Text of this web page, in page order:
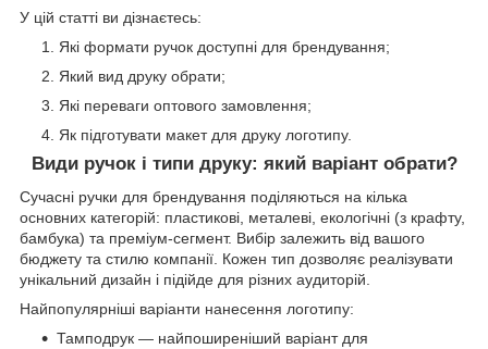
У цій статті ви дізнаєтесь:
Які формати ручок доступні для брендування;
Який вид друку обрати;
Які переваги оптового замовлення;
Як підготувати макет для друку логотипу.
Види ручок і типи друку: який варіант обрати?
Сучасні ручки для брендування поділяються на кілька
основних категорій: пластикові, металеві, екологічні (з крафту,
бамбука) та преміум-сегмент. Вибір залежить від вашого
бюджету та стилю компанії. Кожен тип дозволяє реалізувати
унікальний дизайн і підійде для різних аудиторій.
Найпопулярніші варіанти нанесення логотипу:
Тамподрук — найпоширеніший варіант для